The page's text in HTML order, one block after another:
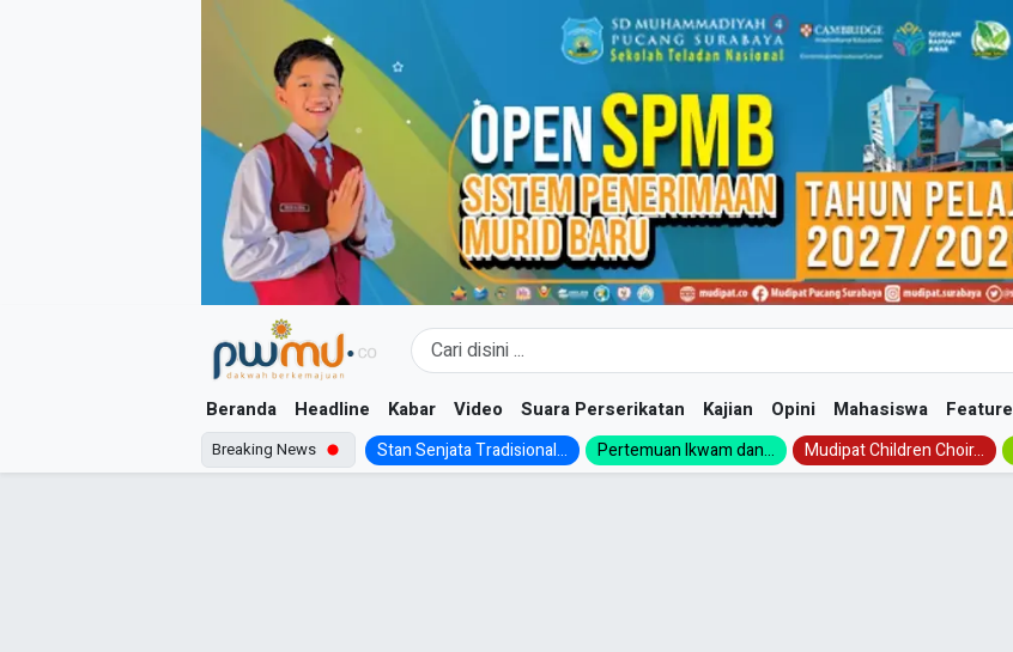
Beranda Headline Kabar Video Suara Perserikatan Kajian Opini Mahasiswa Feature
Breaking News Stan Senjata Tradisional... Pertemuan Ikwam dan... Mudipat Children Choir...